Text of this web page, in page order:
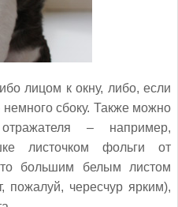
лицом к окну, либо, если
сбоку. Также можно
– например,
листочком фольги от
большим белым листом
пожалуй, чересчур ярким),